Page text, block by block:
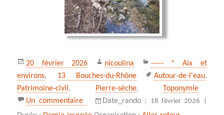
Publié
le
20 février 2026 Auteur
nicoulina Catégories
----- * Aix et
environs, 13 Bouches-du-Rhône
Mots-
clés
Autour-de-l'eau,
Patrimoine‑civil, Pierre-sèche, Toponymie
Un commentaire
sur Que d’eau à la source de la ferme de
Date_rando : 18 février 2026 |